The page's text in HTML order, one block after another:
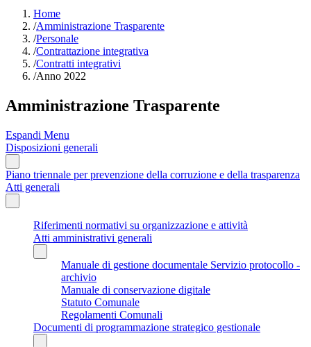
Home
/Amministrazione Trasparente
/Personale
/Contrattazione integrativa
/Contratti integrativi
/Anno 2022
Amministrazione Trasparente
Espandi Menu
Disposizioni generali
Piano triennale per prevenzione della corruzione e della trasparenza
Atti generali
Riferimenti normativi su organizzazione e attività
Atti amministrativi generali
Manuale di gestione documentale Servizio protocollo -
archivio
Manuale di conservazione digitale
Statuto Comunale
Regolamenti Comunali
Documenti di programmazione strategico gestionale